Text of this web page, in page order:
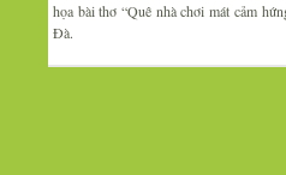
họa bài thơ “Quê nhà chơi mát cảm
Đà.